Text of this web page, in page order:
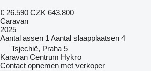
€ 26.590 CZK 643.800
Caravan
2025
Aantal assen 1 Aantal slaapplaatsen 4
Tsjechië, Praha 5
Karavan Centrum Hykro
Contact opnemen met verkoper